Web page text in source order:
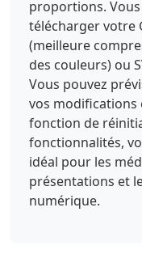
proportions.
télécharger votre
(meilleure
des couleurs) ou
Vous pouvez
vos modifications
fonction de
fonctionnalités,
idéal pour les
présentations et
numérique.